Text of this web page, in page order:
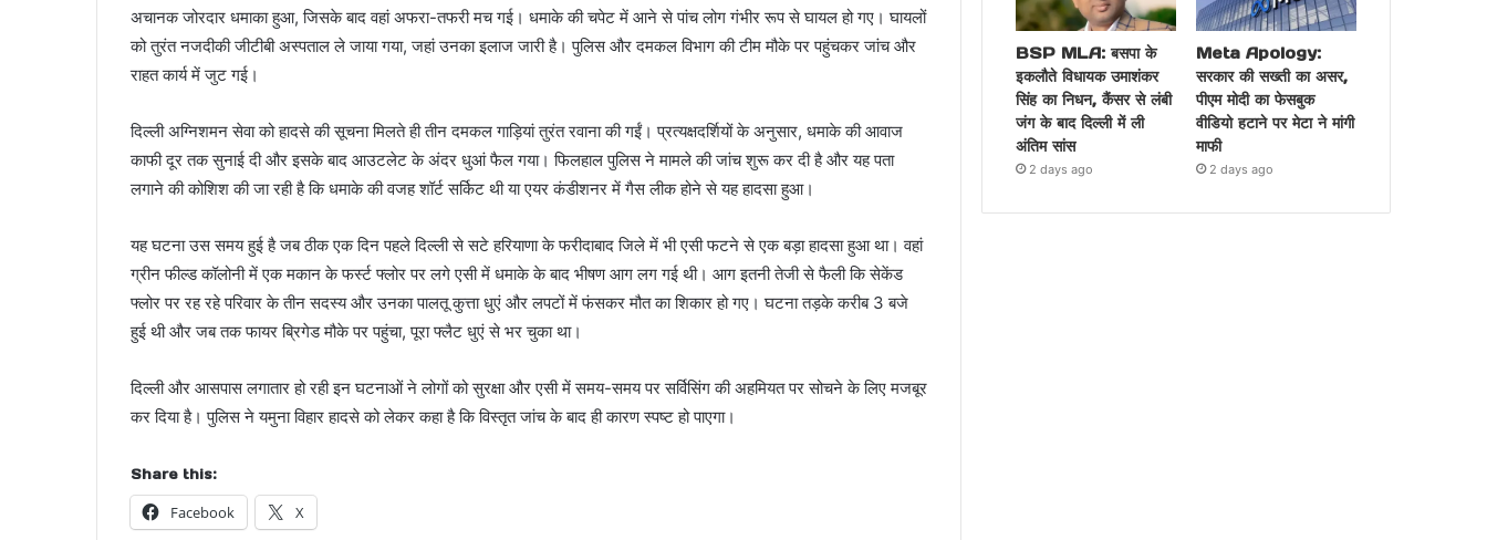
अचानक जोरदार धमाका हुआ, जिसके बाद वहां अफरा-तफरी मच गई। धमाके की चपेट में आने से पांच लोग गंभीर रूप से घायल हो गए। घायलों
को तुरंत नजदीकी जीटीबी अस्पताल ले जाया गया, जहां उनका इलाज जारी है। पुलिस और दमकल विभाग की टीम मौके पर पहुंचकर जांच और
राहत कार्य में जुट गई।
दिल्ली अग्निशमन सेवा को हादसे की सूचना मिलते ही तीन दमकल गाड़ियां तुरंत रवाना की गईं। प्रत्यक्षदर्शियों के अनुसार, धमाके की आवाज
काफी दूर तक सुनाई दी और इसके बाद आउटलेट के अंदर धुआं फैल गया। फिलहाल पुलिस ने मामले की जांच शुरू कर दी है और यह पता
लगाने की कोशिश की जा रही है कि धमाके की वजह शॉर्ट सर्किट थी या एयर कंडीशनर में गैस लीक होने से यह हादसा हुआ।
यह घटना उस समय हुई है जब ठीक एक दिन पहले दिल्ली से सटे हरियाणा के फरीदाबाद जिले में भी एसी फटने से एक बड़ा हादसा हुआ था। वहां
ग्रीन फील्ड कॉलोनी में एक मकान के फर्स्ट फ्लोर पर लगे एसी में धमाके के बाद भीषण आग लग गई थी। आग इतनी तेजी से फैली कि सेकेंड
फ्लोर पर रह रहे परिवार के तीन सदस्य और उनका पालतू कुत्ता धुएं और लपटों में फंसकर मौत का शिकार हो गए। घटना तड़के करीब 3 बजे
हुई थी और जब तक फायर ब्रिगेड मौके पर पहुंचा, पूरा फ्लैट धुएं से भर चुका था।
दिल्ली और आसपास लगातार हो रही इन घटनाओं ने लोगों को सुरक्षा और एसी में समय-समय पर सर्विसिंग की अहमियत पर सोचने के लिए मजबूर
कर दिया है। पुलिस ने यमुना विहार हादसे को लेकर कहा है कि विस्तृत जांच के बाद ही कारण स्पष्ट हो पाएगा।
Share this:
Facebook X
BSP MLA: बसपा के
इकलौते विधायक उमाशंकर
सिंह का निधन, कैंसर से लंबी
जंग के बाद दिल्ली में ली
अंतिम सांस
2 days ago
Meta Apology:
सरकार की सख्ती का असर,
पीएम मोदी का फेसबुक
वीडियो हटाने पर मेटा ने मांगी
माफी
2 days ago